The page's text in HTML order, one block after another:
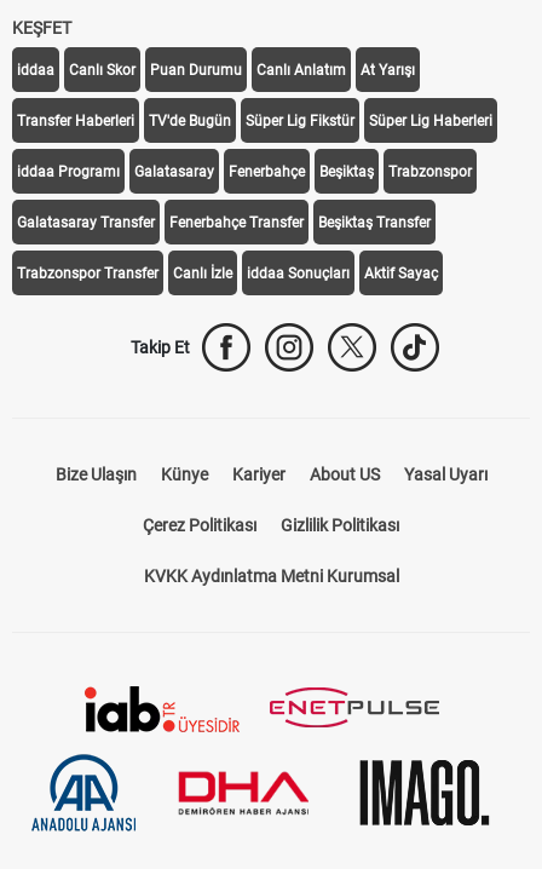
KEŞFET
iddaa Canlı Skor Puan Durumu Canlı Anlatım At Yarışı
Transfer Haberleri TV'de Bugün Süper Lig Fikstür Süper Lig Haberleri
iddaa Programı Galatasaray Fenerbahçe Beşiktaş Trabzonspor
Galatasaray Transfer Fenerbahçe Transfer Beşiktaş Transfer
Trabzonspor Transfer Canlı İzle iddaa Sonuçları Aktif Sayaç
Takip Et
Bize Ulaşın Künye Kariyer About US Yasal Uyarı
Çerez Politikası Gizlilik Politikası
KVKK Aydınlatma Metni Kurumsal